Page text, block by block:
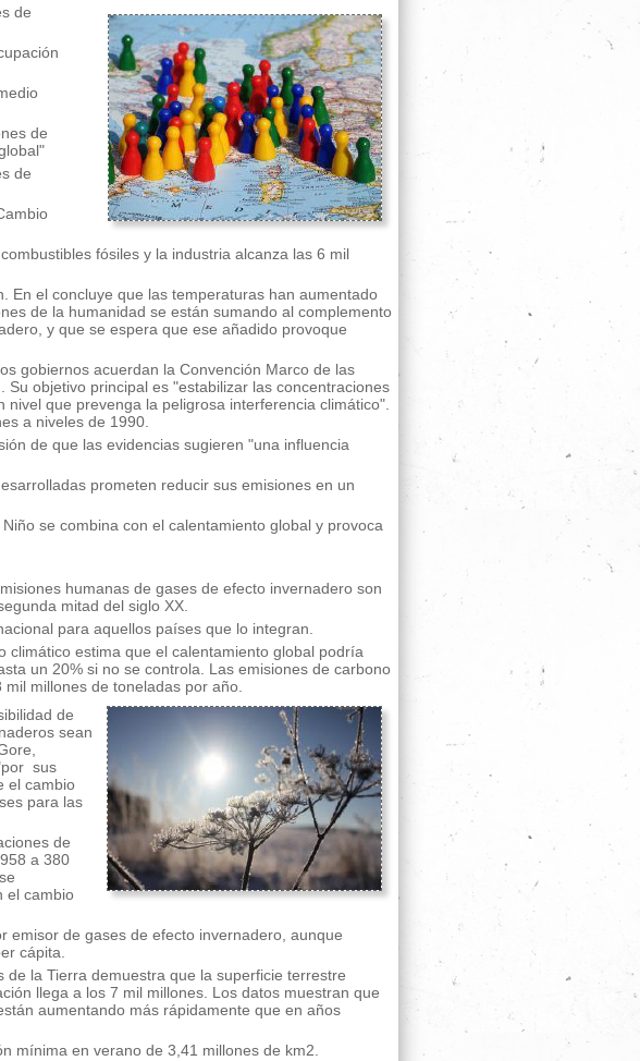
de
de
de
fósiles y la industria alcanza las 6 mil
En el concluye que las temperaturas han aumentado
de la humanidad se están sumando al complemento
y que se espera que ese añadido provoque
gobiernos acuerdan la Convención Marco de las
objetivo principal es "estabilizar las concentraciones
que prevenga la peligrosa interferencia climático".
a niveles de 1990.
de que las evidencias sugieren "una influencia
prometen reducir sus emisiones en un
se combina con el calentamiento global y provoca
humanas de gases de efecto invernadero son
mitad del siglo XX.
para aquellos países que lo integran.
estima que el calentamiento global podría
un 20% si no se controla. Las emisiones de carbono
millones de toneladas por año.
de
sean
sus
el cambio
para las
de
a 380
el cambio
emisor de gases de efecto invernadero, aunque
cápita.
la Tierra demuestra que la superficie terrestre
llega a los 7 mil millones. Los datos muestran que
aumentando más rápidamente que en años
mínima en verano de 3,41 millones de km2.